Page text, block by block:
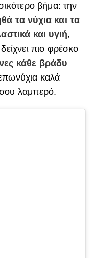
βήμα: την
τα νύχια και τα
και υγιή,
πιο φρέσκο
κάθε βράδυ
καλά
σου λαμπερό.